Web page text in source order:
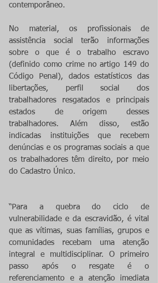
contemporâneo.
No material, os profissionais de
assistência social terão informações
sobre o que é o trabalho escravo
(definido como crime no artigo 149 do
Código Penal), dados estatísticos das
libertações, perfil social dos
trabalhadores resgatados e principais
estados de origem desses
trabalhadores. Além disso, estão
indicadas instituições que recebem
denúncias e os programas sociais a que
os trabalhadores têm direito, por meio
do Cadastro Único.
“Para a quebra do ciclo de
vulnerabilidade e da escravidão, é vital
que as vítimas, suas famílias, grupos e
comunidades recebam uma atenção
integral e multidisciplinar. O primeiro
passo após o resgate é o
referenciamento e a atenção imediata